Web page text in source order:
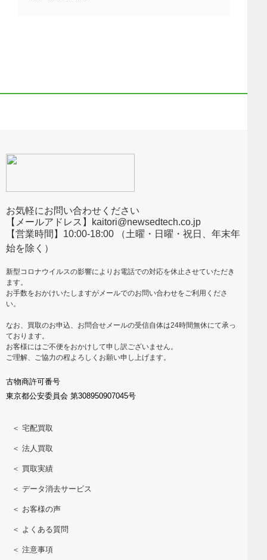
お気軽にお問い合わせください
【メールアドレス】kaitori@newsedtech.co.jp
【営業時間】10:00-18:00 （土曜・日曜・祝日、年末年
始を除く）
新型コロナウイルスの影響によりお電話での対応を休止させていただき
ます。
お手数をおかけいたしますがメールでのお問い合わせをご利用くださ
い。
なお、買取のお申込、お問合せメールの受信自体は24時間無休にて承っ
ております。
お客様にはご不便をおかけして申し訳ございません。
ご理解、ご協力の程よろしくお願い申し上げます。
古物商許可番号
東京都公安委員会 第308950907045号
＜ 宅配買取
＜ 法人買取
＜ 買取実績
＜ データ消去サービス
＜ お客様の声
＜ よくある質問
＜ 注意事項